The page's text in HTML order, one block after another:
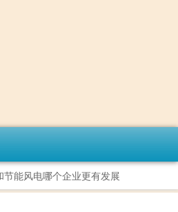
节能风电哪个企业更有发展